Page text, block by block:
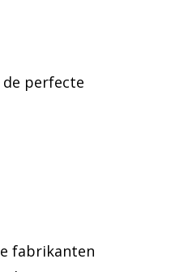
de perfecte
fabrikanten